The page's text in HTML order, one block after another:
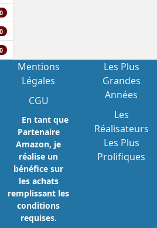
Mentions
Légales
CGU
En tant que
Partenaire
Amazon, je
réalise un
bénéfice sur
les achats
remplissant les
conditions
requises.
Les Plus
Grandes
Années
Les
Réalisateurs
Les Plus
Prolifiques